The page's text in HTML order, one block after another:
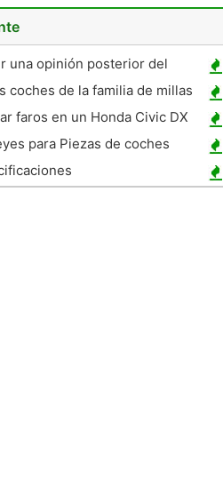
una opinión posterior del
del sistema de cámara
coches de la familia de millas
faros en un Honda Civic DX
para Piezas de coches